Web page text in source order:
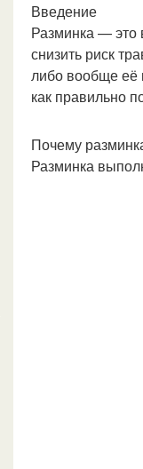
Введение
Разминка — это
снизить риск
либо вообще её
как правильно
Почему
Разминка